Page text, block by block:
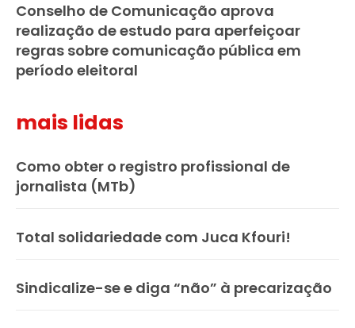
Conselho de Comunicação aprova
realização de estudo para aperfeiçoar
regras sobre comunicação pública em
período eleitoral
mais lidas
Como obter o registro profissional de
jornalista (MTb)
Total solidariedade com Juca Kfouri!
Sindicalize-se e diga “não” à precarização